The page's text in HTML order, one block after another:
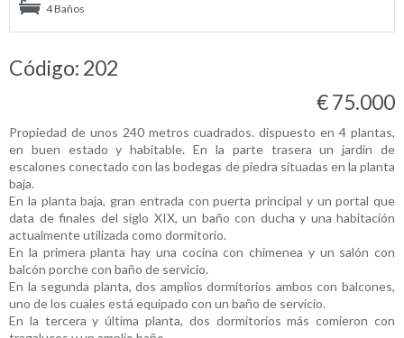
4 Baños
Código: 202
€ 75.000
Propiedad de unos 240 metros cuadrados. dispuesto en 4 plantas,
en buen estado y habitable. En la parte trasera un jardín de
escalones conectado con las bodegas de piedra situadas en la planta
baja.
En la planta baja, gran entrada con puerta principal y un portal que
data de finales del siglo XIX, un baño con ducha y una habitación
actualmente utilizada como dormitorio.
En la primera planta hay una cocina con chimenea y un salón con
balcón porche con baño de servicio.
En la segunda planta, dos amplios dormitorios ambos con balcones,
uno de los cuales está equipado con un baño de servicio.
En la tercera y última planta, dos dormitorios más comieron con